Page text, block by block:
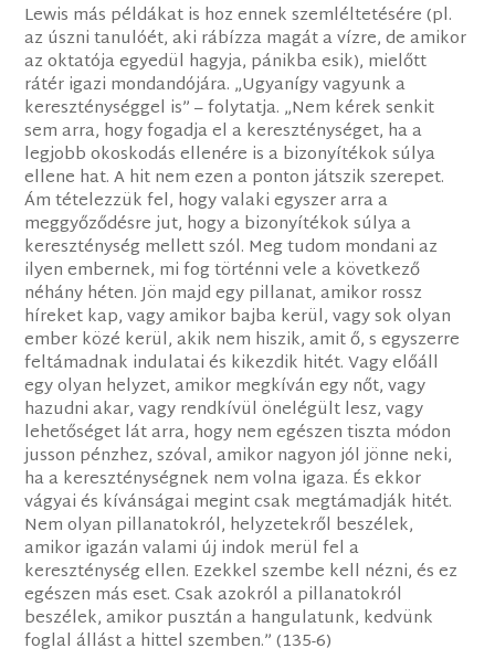
Lewis más példákat is hoz ennek szemléltetésére (pl.
az úszni tanulóét, aki rábízza magát a vízre, de amikor
az oktatója egyedül hagyja, pánikba esik), mielőtt
rátér igazi mondandójára. „Ugyanígy vagyunk a
kereszténységgel is” – folytatja. „Nem kérek senkit
sem arra, hogy fogadja el a kereszténységet, ha a
legjobb okoskodás ellenére is a bizonyítékok súlya
ellene hat. A hit nem ezen a ponton játszik szerepet.
Ám tételezzük fel, hogy valaki egyszer arra a
meggyőződésre jut, hogy a bizonyítékok súlya a
kereszténység mellett szól. Meg tudom mondani az
ilyen embernek, mi fog történni vele a következő
néhány héten. Jön majd egy pillanat, amikor rossz
híreket kap, vagy amikor bajba kerül, vagy sok olyan
ember közé kerül, akik nem hiszik, amit ő, s egyszerre
feltámadnak indulatai és kikezdik hitét. Vagy előáll
egy olyan helyzet, amikor megkíván egy nőt, vagy
hazudni akar, vagy rendkívül önelégült lesz, vagy
lehetőséget lát arra, hogy nem egészen tiszta módon
jusson pénzhez, szóval, amikor nagyon jól jönne neki,
ha a kereszténységnek nem volna igaza. És ekkor
vágyai és kívánságai megint csak megtámadják hitét.
Nem olyan pillanatokról, helyzetekről beszélek,
amikor igazán valami új indok merül fel a
kereszténység ellen. Ezekkel szembe kell nézni, és ez
egészen más eset. Csak azokról a pillanatokról
beszélek, amikor pusztán a hangulatunk, kedvünk
foglal állást a hittel szemben.” (135-6)